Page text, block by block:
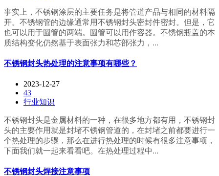
事实上，不锈钢涂层的主要任务是将管道产品与相同的材料隔
开。不锈钢管的边缘通常用不锈钢封头密封件密封。但是，它
也可以用于圆管的两端。圆管可以用作容器。不锈钢瓶盖的本
质结构变化仍然基于表面张力和芯部张力，...
不锈钢封头热处理的注意事项有哪些？
2023-12-27
43
行业知识
不锈钢封头是金属材料的一种，在很多地方都有用，不锈钢封
头的主要作用就是封堵不锈钢管道的，在封堵之前都要进行一
个热处理的步骤，那么在进行热处理的时候有很多注意事项，
下面我们就一起来看看吧。在热处理过程中...
不锈钢封头焊接注意事项